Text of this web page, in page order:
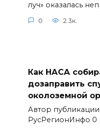
луч» оказалась
0 2.3к.
Как НАСА
дозаправить
околоземной
Автор
РусРегионИнфо 0